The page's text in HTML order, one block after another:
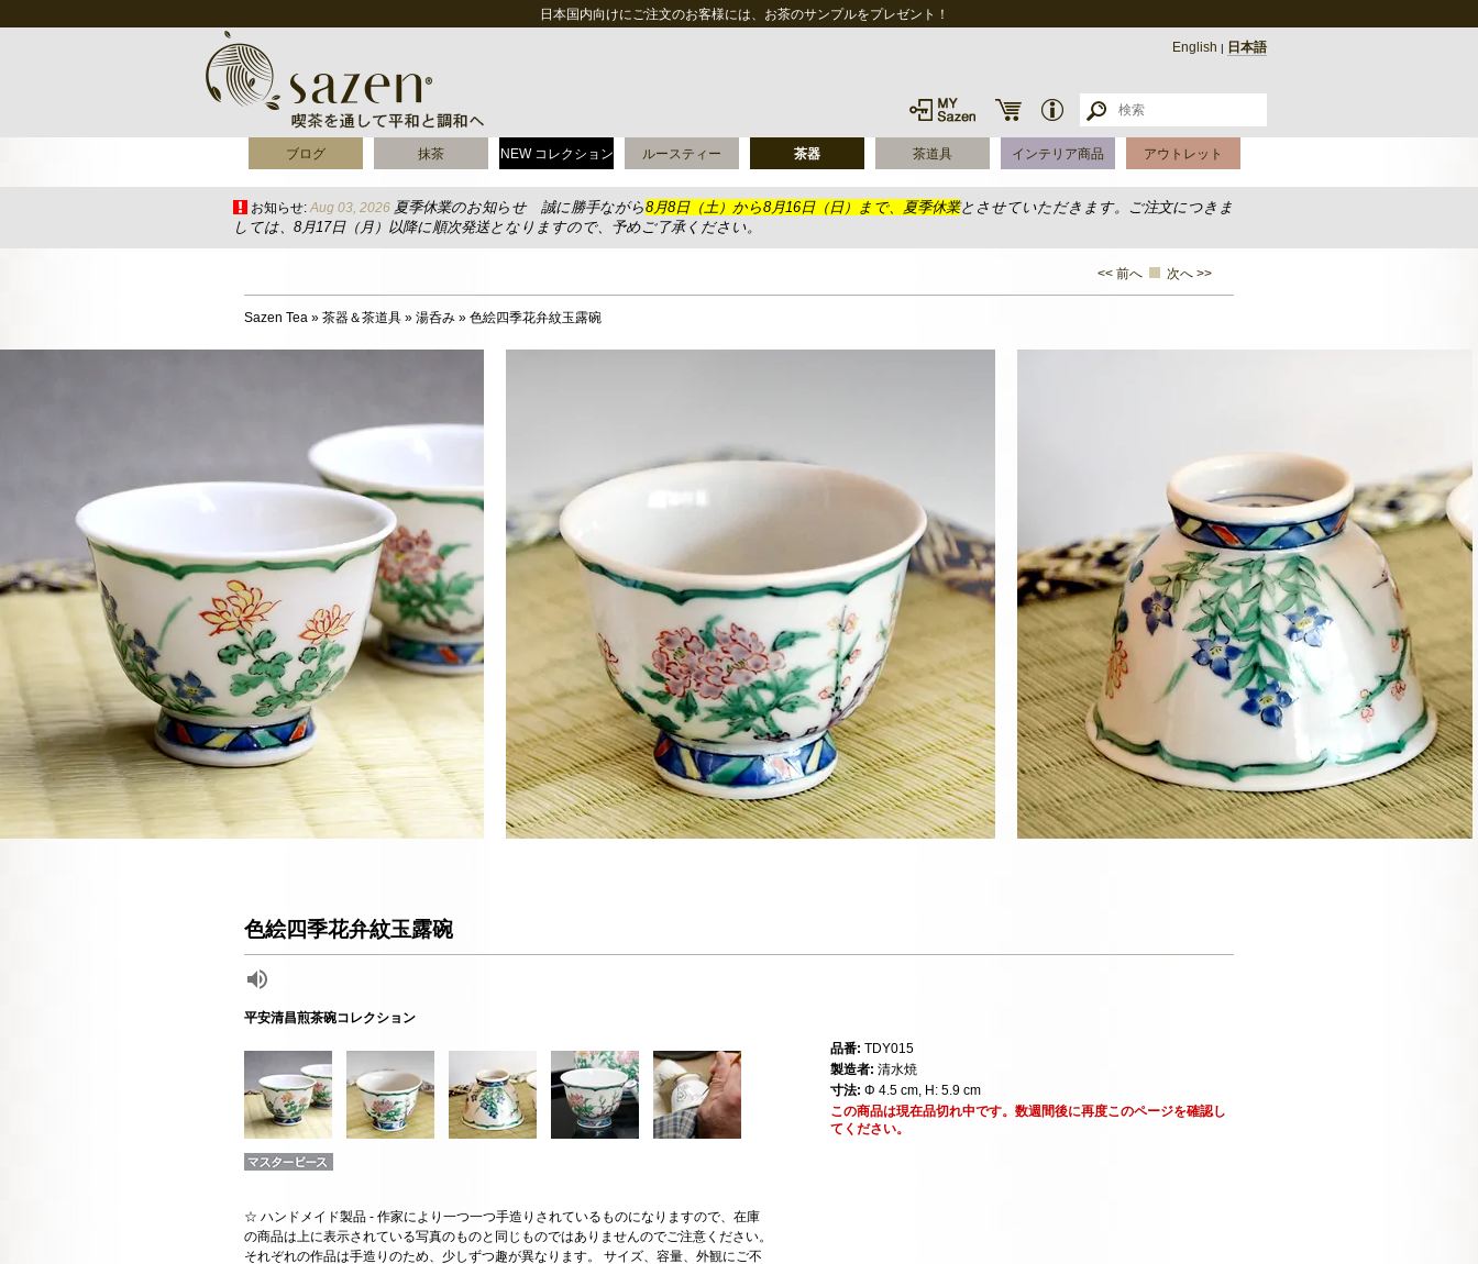
日本国内向けにご注文のお客様には、お茶のサンプルをプレゼント！
English | 日本語
ブログ 抹茶 NEW コレクション ルースティー 茶器 茶道具 インテリア商品 アウトレット
お知らせ: Aug 03, 2026 夏季休業のお知らせ 誠に勝手ながら8月8日（土）から8月16日（日）まで、夏季休業とさせていただきます。ご注文につきま
しては、8月17日（月）以降に順次発送となりますので、予めご了承ください。
<< 前へ 次へ >>
Sazen Tea » 茶器＆茶道具 » 湯呑み » 色絵四季花弁紋玉露碗
色絵四季花弁紋玉露碗
平安清昌煎茶碗コレクション
☆ ハンドメイド製品 - 作家により一つ一つ手造りされているものになりますので、在庫
の商品は上に表示されている写真のものと同じものではありませんのでご注意ください。
それぞれの作品は手造りのため、少しずつ趣が異なります。 サイズ、容量、外観にご不
品番: TDY015
製造者: 清水焼
寸法: Φ 4.5 cm, H: 5.9 cm
この商品は現在品切れ中です。数週間後に再度このページを確認し
てください。